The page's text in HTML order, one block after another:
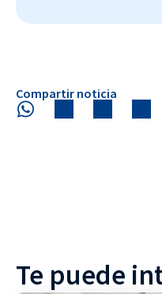
Compartir noticia
Te puede